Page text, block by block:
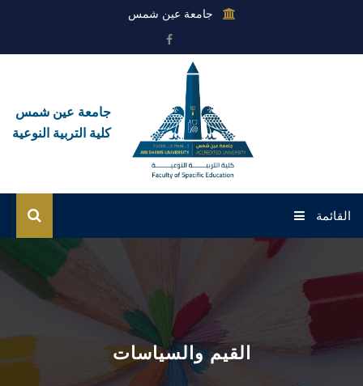
جامعة عين شمس
جامعة عين شمس
كلية التربية النوعية
القائمة
عن الكلية
القطاعات القيم والسياسات